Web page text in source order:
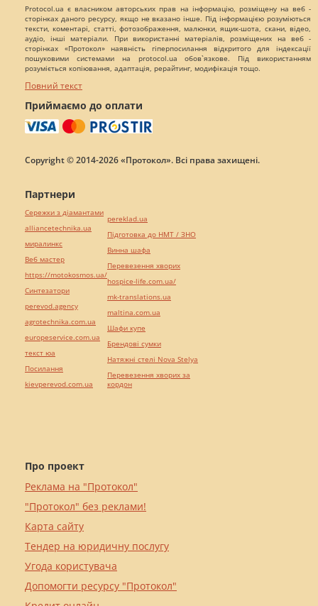
Protocol.ua є власником авторських прав на інформацію, розміщену на веб -
сторінках даного ресурсу, якщо не вказано інше. Під інформацією розуміються
тексти, коментарі, статті, фотозображення, малюнки, ящик-шота, скани, відео,
аудіо, інші матеріали. При використанні матеріалів, розміщених на веб -
сторінках «Протокол» наявність гіперпосилання відкритого для індексації
пошуковими системами на protocol.ua обов`язкове. Під використанням
розуміється копіювання, адаптація, рерайтинг, модифікація тощо.
Повний текст
Приймаємо до оплати
Copyright © 2014-2026 «Протокол». Всі права захищені.
Про проект
Реклама на "Протокол"
"Протокол" без реклами!
Карта сайту
Тендер на юридичну послугу
Угода користувача
Допомогти ресурсу "Протокол"
Партнери
Сережки з діамантами
alliancetechnika.ua
миралинкс
Веб мастер
https://motokosmos.ua/
Синтезатори
perevod.agency
agrotechnika.com.ua
europeservice.com.ua
текст юа
Посилання
kievperevod.com.ua
pereklad.ua
Підготовка до НМТ / ЗНО
Винна шафа
Перевезення хворих
hospice-life.com.ua/
mk-translations.ua
maltina.com.ua
Шафи купе
Брендові сумки
Натяжні стелі Nova Stelya
Перевезення хворих за
кордон